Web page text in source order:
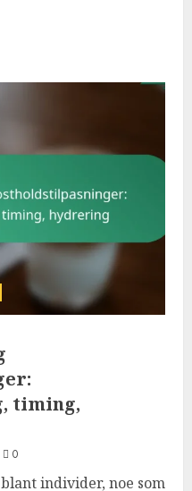
timing,
0
individer, noe som